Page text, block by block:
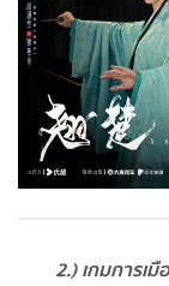
2.) เกมการเ